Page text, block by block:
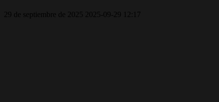
29 de septiembre de 2025 2025-09-29 12:17